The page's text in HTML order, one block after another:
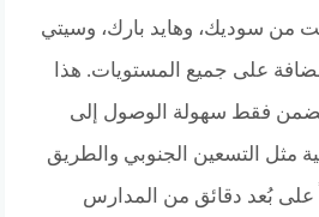
من سوديك، وهايد بارك، وسيتي
على جميع المستويات. هذا
يضمن فقط سهولة الوصول إلى
مثل التسعين الجنوبي والطريق
على بُعد دقائق من المدارس